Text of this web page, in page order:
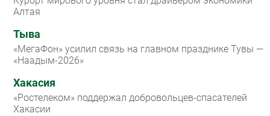
Алтая
Тыва
«МегаФон» усилил связь на главном празднике Тувы —
«Наадым-2026»
Хакасия
«Ростелеком» поддержал добровольцев-спасателей
Хакасии